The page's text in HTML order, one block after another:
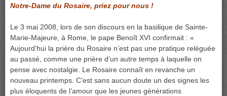
Notre-Dame du Rosaire, priez pour nous !
Le 3 mai 2008, lors de son discours en la basilique de Sainte-
Marie-Majeure, à Rome, le pape Benoît XVI confirmait : «
Aujourd’hui la prière du Rosaire n’est pas une pratique reléguée
au passé, comme une prière d’un autre temps à laquelle on
pense avec nostalgie. Le Rosaire connaît en revanche un
nouveau printemps. C’est sans aucun doute un des signes les
plus éloquents de l’amour que les jeunes générations